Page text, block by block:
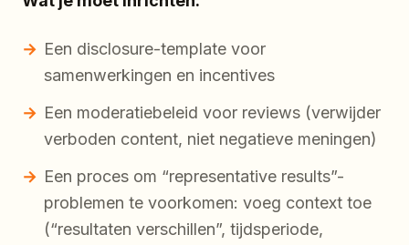
Een disclosure-template voor
samenwerkingen en incentives
Een moderatiebeleid voor reviews (verwijder
verboden content, niet negatieve meningen)
Een proces om “representative results”-
problemen te voorkomen: voeg context toe
(“resultaten verschillen”, tijdsperiode,